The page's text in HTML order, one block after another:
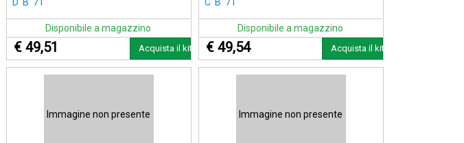
D B 71
Disponibile a magazzino
€ 49,51 Acquista il kit
C B 71
Disponibile a magazzino
€ 49,54 Acquista il kit
Immagine non presente Immagine non presente